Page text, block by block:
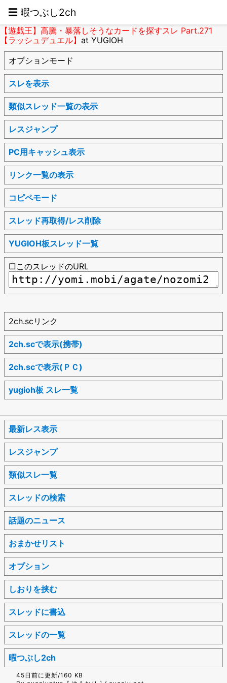
☰ 暇つぶし2ch
【遊戯王】高騰・暴落しそうなカードを探すスレ Part.271
【ラッシュデュエル】 at YUGIOH
オプションモード
スレを表示
類似スレッド一覧の表示
レスジャンプ
PC用キャッシュ表示
リンク一覧の表示
コピペモード
スレッド再取得/レス削除
YUGIOH板スレッド一覧
□このスレッドのURL
2ch.scリンク
2ch.scで表示(携帯)
2ch.scで表示(ＰＣ)
yugioh板 スレ一覧
最新レス表示
レスジャンプ
類似スレ一覧
スレッドの検索
話題のニュース
おまかせリスト
オプション
しおりを挟む
スレッドに書込
スレッドの一覧
暇つぶし2ch
45日前に更新/160 KB